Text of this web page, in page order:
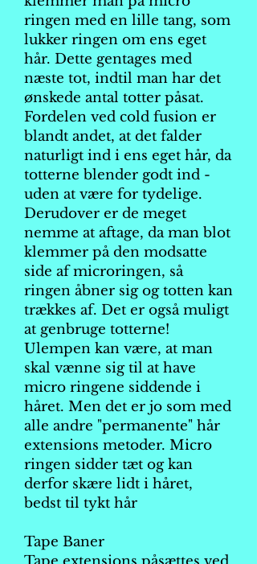
ringen med en lille tang, som
lukker ringen om ens eget
hår. Dette gentages med
næste tot, indtil man har det
ønskede antal totter påsat.
Fordelen ved cold fusion er
blandt andet, at det falder
naturligt ind i ens eget hår, da
totterne blender godt ind -
uden at være for tydelige.
Derudover er de meget
nemme at aftage, da man blot
klemmer på den modsatte
side af microringen, så
ringen åbner sig og totten kan
trækkes af. Det er også muligt
at genbruge totterne!
Ulempen kan være, at man
skal vænne sig til at have
micro ringene siddende i
håret. Men det er jo som med
alle andre "permanente" hår
extensions metoder. Micro
ringen sidder tæt og kan
derfor skære lidt i håret,
bedst til tykt hår
Tape Baner